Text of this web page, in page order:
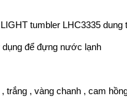
tumbler LHC3335 dung
để đựng nước lạnh
trắng , vàng chanh , cam